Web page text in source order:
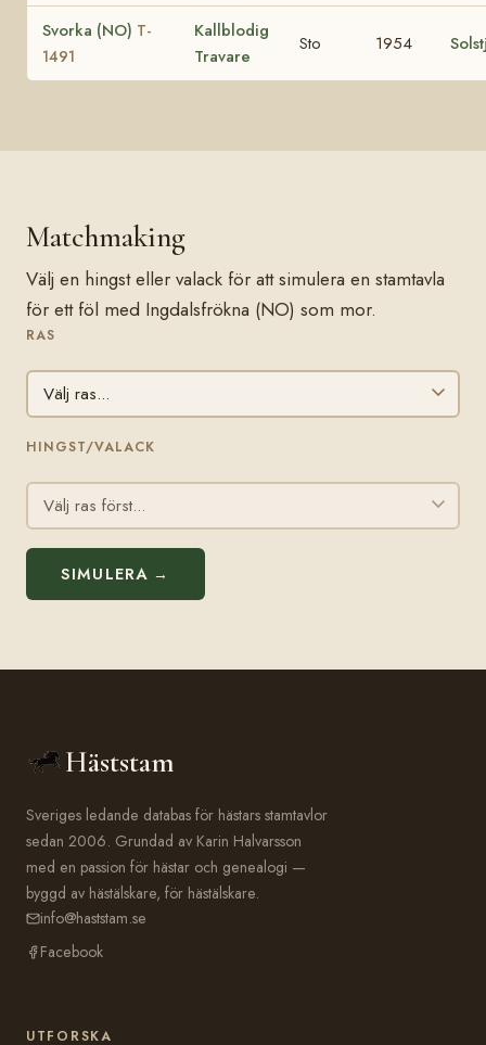
Svorka (NO) T-
1491
Kallblodig
Travare
Sto 1954
Matchmaking
Välj en hingst eller valack för att simulera en stamtavla
för ett föl med Ingdalsfrökna (NO) som mor.
RAS
HINGST/VALACK
SIMULERA →
Häststam
Sveriges ledande databas för hästars stamtavlor
sedan 2006. Grundad av Karin Halvarsson
med en passion för hästar och genealogi —
byggd av hästälskare, för hästälskare.
info@haststam.se
Facebook
UTFORSKA